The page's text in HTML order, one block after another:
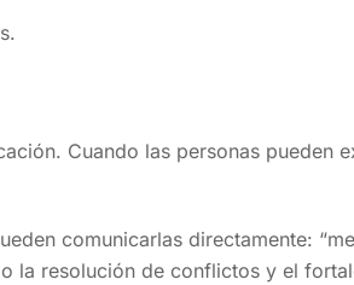
Cuando las personas pueden
comunicarlas directamente:
la resolución de conflictos y el